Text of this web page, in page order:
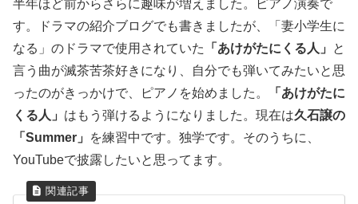
半年ほど前からさらに趣味が増えました。ピアノ演奏で
す。ドラマの紹介ブログでも書きましたが、「妻小学生に
なる」のドラマで使用されていた
「あけがたにくる人」
と
言う曲が滅茶苦茶好きになり、自分でも弾いてみたいと思
ったのがきっかけで、ピアノを始めました。
「あけがたに
くる人」 はもう弾けるようになりました。現在は久石譲の
「Summer」
を練習中です。独学です。そのうちに、
YouTubeで披露したいと思ってます。